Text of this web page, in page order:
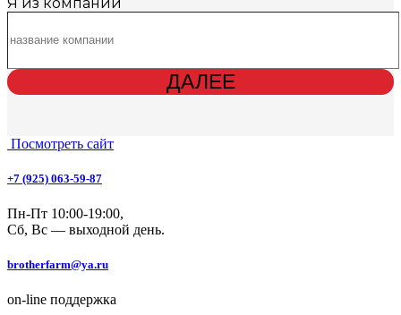
ДАЛЕЕ
Посмотреть сайт
+7 (925) 063-59-87
Пн-Пт 10:00-19:00,
Сб, Вс — выходной день.
brotherfarm@ya.ru
on-line поддержка